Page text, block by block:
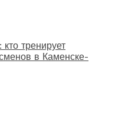
кто тренирует
в Каменске-